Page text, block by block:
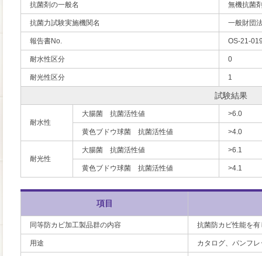
抗菌剤の一般名 無機抗菌
抗菌力試験実施機関名 一般財団
報告書No. OS-21-
耐水性区分 0
耐光性区分 1
試験結果
耐水性
大腸菌 抗菌活性値 >6.0
黄色ブドウ球菌 抗菌活性値 >4.0
耐光性
大腸菌 抗菌活性値 >6.1
黄色ブドウ球菌 抗菌活性値 >4.1
項目
同等防カビ加工製品群の内容 抗菌防カビ性能を
用途 カタログ、パンフ